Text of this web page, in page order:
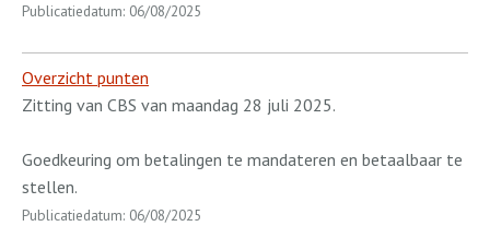
Publicatiedatum: 06/08/2025
Overzicht punten
Zitting van CBS van maandag 28 juli 2025.
Goedkeuring om betalingen te mandateren en betaalbaar te
stellen.
Publicatiedatum: 06/08/2025